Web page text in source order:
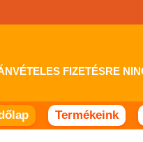
UTÁNVÉTELES
Termékeink